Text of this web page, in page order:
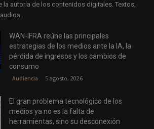
la autoría de los contenidos digitales. Textos,
WAN-IFRA reúne las principales
estrategias de los medios ante la IA, la
pérdida de ingresos y los cambios de
consumo
Audiencia 5 agosto, 2026
El gran problema tecnológico de los
medios ya no es la falta de
herramientas, sino su desconexión